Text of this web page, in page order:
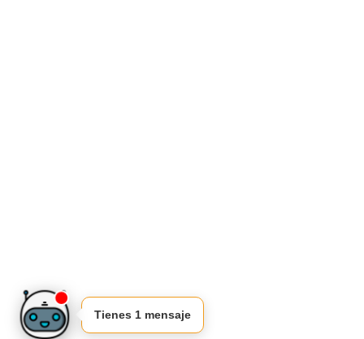
Tienes 1 mensaje